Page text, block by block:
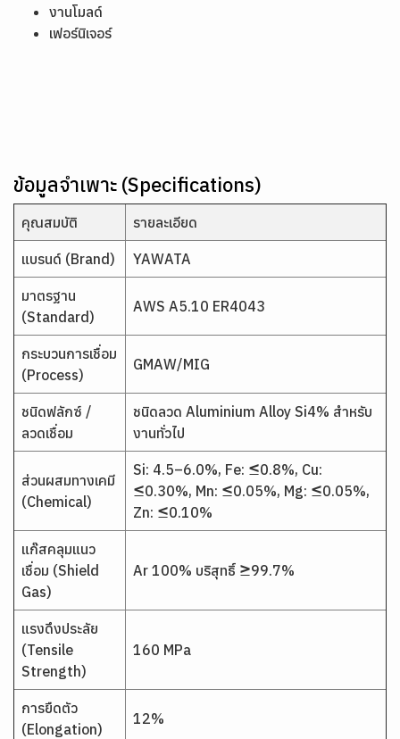
งานโมลด์
เฟอร์นิเจอร์
ข้อมูลจำเพาะ (Specifications)
คุณสมบัติ รายละเอียด
แบรนด์ (Brand) YAWATA
มาตรฐาน
(Standard)
AWS A5.10 ER4043
กระบวนการเชื่อม
(Process)
GMAW/MIG
ชนิดฟลักซ์ /
ลวดเชื่อม
ชนิดลวด Aluminium Alloy Si4% สำหรับ
งานทั่วไป
ส่วนผสมทางเคมี
(Chemical)
Si: 4.5–6.0%, Fe: ≤0.8%, Cu:
≤0.30%, Mn: ≤0.05%, Mg: ≤0.05%,
Zn: ≤0.10%
แก๊สคลุมแนว
เชื่อม (Shield
Gas)
Ar 100% บริสุทธิ์ ≥99.7%
แรงดึงประลัย
(Tensile
Strength)
160 MPa
การยืดตัว
(Elongation)
12%